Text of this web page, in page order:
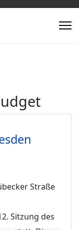
Straße
Sitzung des